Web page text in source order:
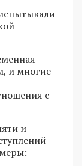
и многие
с
и